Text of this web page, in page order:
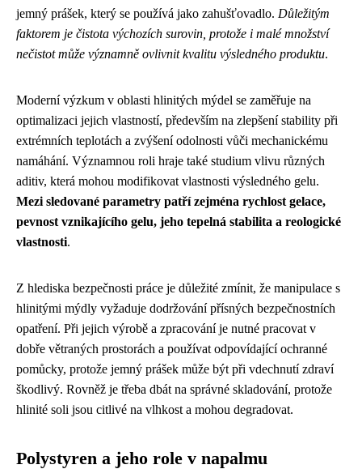
jemný prášek, který se používá jako zahušťovadlo. Důležitým
faktorem je čistota výchozích surovin, protože i malé množství
nečistot může významně ovlivnit kvalitu výsledného produktu.
Moderní výzkum v oblasti hlinitých mýdel se zaměřuje na
optimalizaci jejich vlastností, především na zlepšení stability při
extrémních teplotách a zvýšení odolnosti vůči mechanickému
namáhání. Významnou roli hraje také studium vlivu různých
aditiv, která mohou modifikovat vlastnosti výsledného gelu.
Mezi sledované parametry patří zejména rychlost gelace,
pevnost vznikajícího gelu, jeho tepelná stabilita a reologické
vlastnosti.
Z hlediska bezpečnosti práce je důležité zmínit, že manipulace s
hlinitými mýdly vyžaduje dodržování přísných bezpečnostních
opatření. Při jejich výrobě a zpracování je nutné pracovat v
dobře větraných prostorách a používat odpovídající ochranné
pomůcky, protože jemný prášek může být při vdechnutí zdraví
škodlivý. Rovněž je třeba dbát na správné skladování, protože
hlinité soli jsou citlivé na vlhkost a mohou degradovat.
Polystyren a jeho role v napalmu